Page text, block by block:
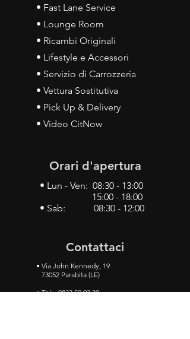
• Fast Lane Service
• Lounge Room
• Ricambi Originali
• Lifestyle e Accessori
• Servizio di Carrozzeria
• Vettura Sostitutiva
• Pick Up & Delivery
• Video CitNow
Orari d'apertura
• Lun - Ven: 08:30 - 13:00
15:00 - 18:00
• Sab: 08:30 - 12:00
Contattaci
• Via John Kennedy, 19
73052 Parabita (LE)
• Tel:0833 50 93 30